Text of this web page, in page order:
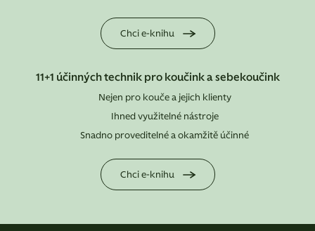
Chci e-knihu
11+1 účinných technik pro koučink a sebekoučink
Nejen pro kouče a jejich klienty
Ihned využitelné nástroje
Snadno proveditelné a okamžitě účinné
Chci e-knihu